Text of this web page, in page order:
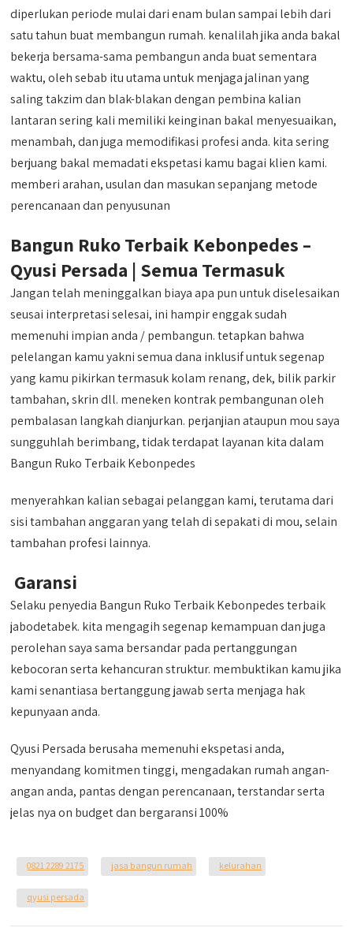
diperlukan periode mulai dari enam bulan sampai lebih dari
satu tahun buat membangun rumah. kenalilah jika anda bakal
bekerja bersama-sama pembangun anda buat sementara
waktu, oleh sebab itu utama untuk menjaga jalinan yang
saling takzim dan blak-blakan dengan pembina kalian
lantaran sering kali memiliki keinginan bakal menyesuaikan,
menambah, dan juga memodifikasi profesi anda. kita sering
berjuang bakal memadati ekspetasi kamu bagai klien kami.
memberi arahan, usulan dan masukan sepanjang metode
perencanaan dan penyusunan
Bangun Ruko Terbaik Kebonpedes –
Qyusi Persada | Semua Termasuk
Jangan telah meninggalkan biaya apa pun untuk diselesaikan
seusai interpretasi selesai, ini hampir enggak sudah
memenuhi impian anda / pembangun. tetapkan bahwa
pelelangan kamu yakni semua dana inklusif untuk segenap
yang kamu pikirkan termasuk kolam renang, dek, bilik parkir
tambahan, skrin dll. meneken kontrak pembangunan oleh
pembalasan langkah dianjurkan. perjanjian ataupun mou saya
sungguhlah berimbang, tidak terdapat layanan kita dalam
Bangun Ruko Terbaik Kebonpedes
menyerahkan kalian sebagai pelanggan kami, terutama dari
sisi tambahan anggaran yang telah di sepakati di mou, selain
tambahan profesi lainnya.
Garansi
Selaku penyedia Bangun Ruko Terbaik Kebonpedes terbaik
jabodetabek. kita mengagih segenap kemampuan dan juga
perolehan saya sama bersandar pada pertanggungan
kebocoran serta kehancuran struktur. membuktikan kamu jika
kami senantiasa bertanggung jawab serta menjaga hak
kepunyaan anda.
Qyusi Persada berusaha memenuhi ekspetasi anda,
menyandang komitmen tinggi, mengadakan rumah angan-
angan anda, pantas dengan perencanaan, terstandar serta
jelas nya on budget dan bergaransi 100%
0821 2289 2175 jasa bangun rumah kelurahan
qyusi persada